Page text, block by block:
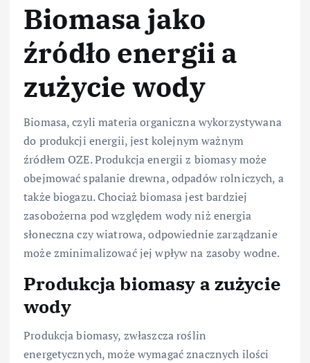
Biomasa jako
źródło energii a
zużycie wody
Biomasa, czyli materia organiczna wykorzystywana
do produkcji energii, jest kolejnym ważnym
źródłem OZE. Produkcja energii z biomasy może
obejmować spalanie drewna, odpadów rolniczych, a
także biogazu. Chociaż biomasa jest bardziej
zasobożerna pod względem wody niż energia
słoneczna czy wiatrowa, odpowiednie zarządzanie
może zminimalizować jej wpływ na zasoby wodne.
Produkcja biomasy a zużycie
wody
Produkcja biomasy, zwłaszcza roślin
energetycznych, może wymagać znacznych ilości